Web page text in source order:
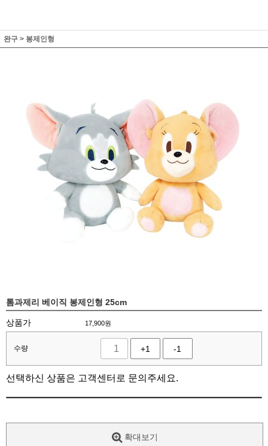
완구 > 봉제인형
톰과제리 베이직 봉제인형 25cm
상품가 17,900원
수량 +1 -1
선택하신 상품은 고객센터로 문의주세요.
확대보기